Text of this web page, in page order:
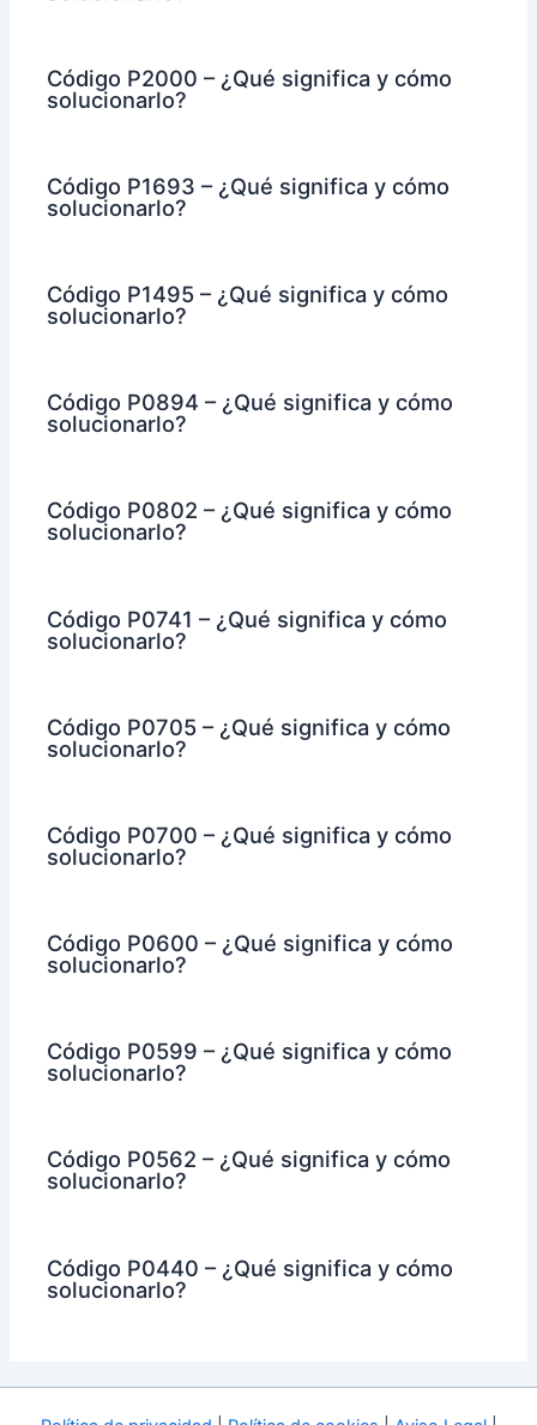
Código P2000 – ¿Qué significa y cómo
solucionarlo?
Código P1693 – ¿Qué significa y cómo
solucionarlo?
Código P1495 – ¿Qué significa y cómo
solucionarlo?
Código P0894 – ¿Qué significa y cómo
solucionarlo?
Código P0802 – ¿Qué significa y cómo
solucionarlo?
Código P0741 – ¿Qué significa y cómo
solucionarlo?
Código P0705 – ¿Qué significa y cómo
solucionarlo?
Código P0700 – ¿Qué significa y cómo
solucionarlo?
Código P0600 – ¿Qué significa y cómo
solucionarlo?
Código P0599 – ¿Qué significa y cómo
solucionarlo?
Código P0562 – ¿Qué significa y cómo
solucionarlo?
Código P0440 – ¿Qué significa y cómo
solucionarlo?